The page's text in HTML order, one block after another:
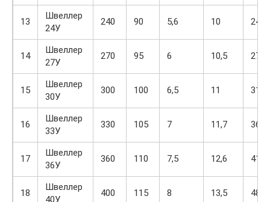
13
Швеллер
24У
240 90 5,6 10 24
14
Швеллер
27У
270 95 6 10,5 27,7
15
Швеллер
30У
300 100 6,5 11 31,8
16
Швеллер
33У
330 105 7 11,7 36,5
17
Швеллер
36У
360 110 7,5 12,6 41,9
18
Швеллер
40У
400 115 8 13,5 48,3